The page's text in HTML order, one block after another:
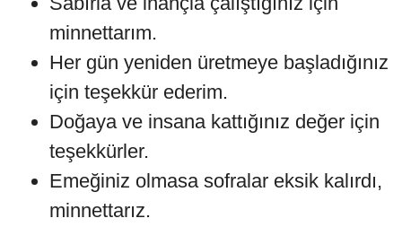
minnettarım.
Her gün yeniden üretmeye başladığınız
için teşekkür ederim.
Doğaya ve insana kattığınız değer için
teşekkürler.
Emeğiniz olmasa sofralar eksik kalırdı,
minnettarız.